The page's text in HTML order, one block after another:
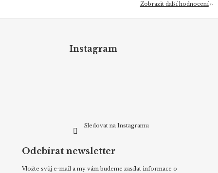
Zobrazit další hodnocení
Instagram
Sledovat na Instagramu
Odebírat newsletter
Vložte svůj e-mail a my vám budeme zasílat informace o